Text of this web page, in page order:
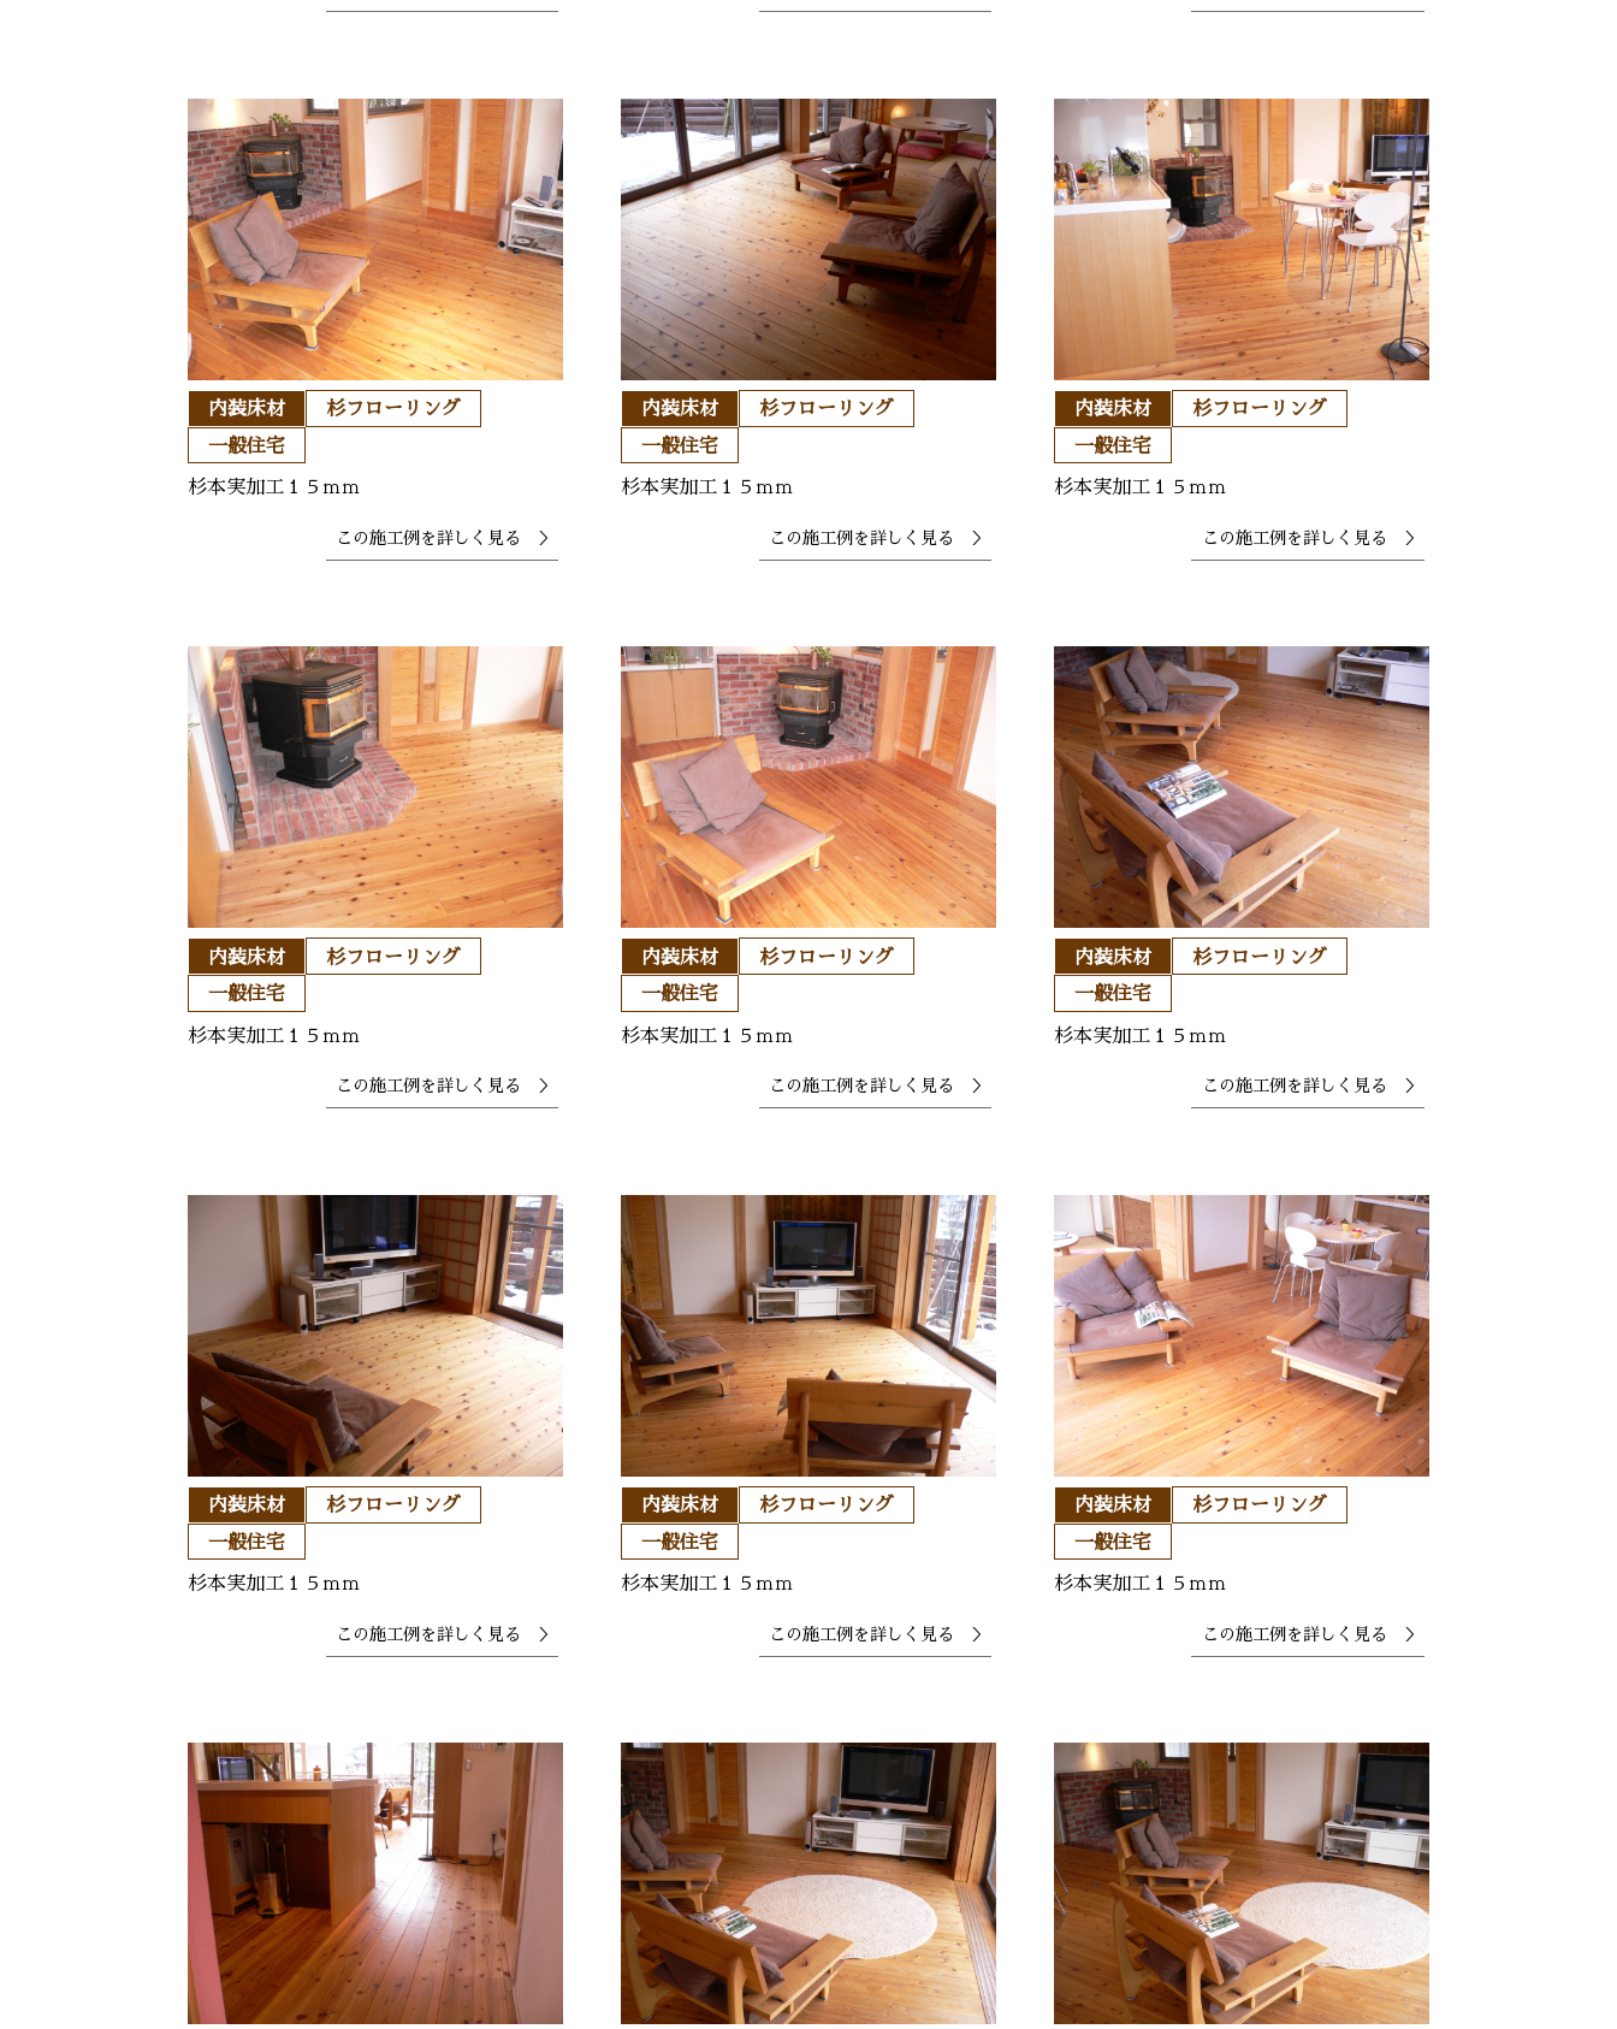
内装床材
杉フローリング
一般住宅
杉本実加工１５ｍｍ
この施工例を 詳しく見る ＞
内装床材
杉フローリング
一般住宅
杉本実加工１５ｍｍ
この施工例を 詳しく見る ＞
内装床材
杉フローリング
一般住宅
杉本実加工１５ｍｍ
この施工例を 詳しく見る ＞
内装床材
杉フローリング
一般住宅
杉本実加工１５ｍｍ
この施工例を 詳しく見る ＞
内装床材
杉フローリング
一般住宅
杉本実加工１５ｍｍ
この施工例を 詳しく見る ＞
内装床材
杉フローリング
一般住宅
杉本実加工１５ｍｍ
この施工例を 詳しく見る ＞
内装床材
杉フローリング
一般住宅
杉本実加工１５ｍｍ
この施工例を 詳しく見る ＞
内装床材
杉フローリング
一般住宅
杉本実加工１５ｍｍ
この施工例を 詳しく見る ＞
内装床材
杉フローリング
一般住宅
杉本実加工１５ｍｍ
この施工例を 詳しく見る ＞